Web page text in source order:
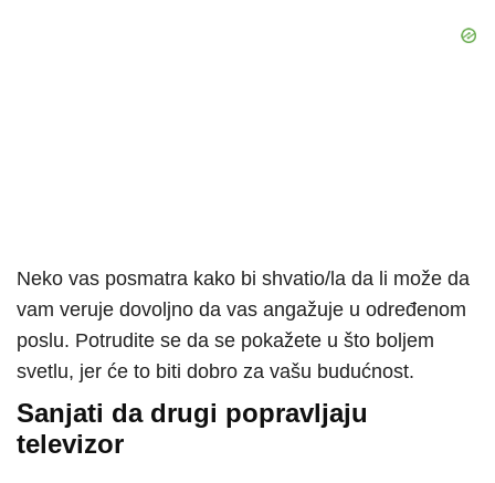
Neko vas posmatra kako bi shvatio/la da li može da
vam veruje dovoljno da vas angažuje u određenom
poslu. Potrudite se da se pokažete u što boljem
svetlu, jer će to biti dobro za vašu budućnost.
Sanjati da drugi popravljaju
televizor